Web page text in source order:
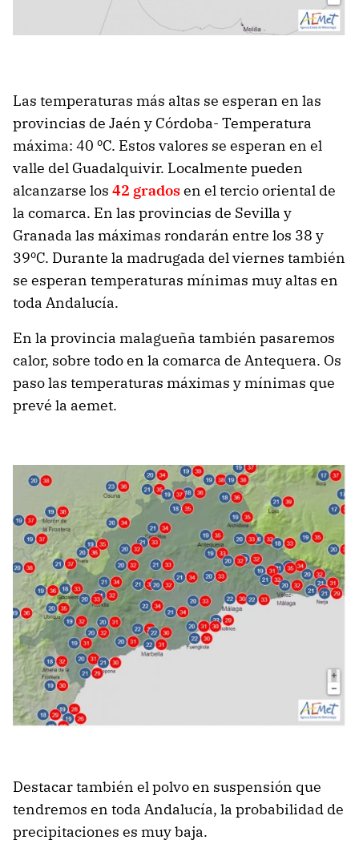
Las temperaturas más altas se esperan en las
provincias de Jaén y Córdoba- Temperatura
máxima: 40 ºC. Estos valores se esperan en el
valle del Guadalquivir. Localmente pueden
alcanzarse los 42 gradosen el tercio oriental de
la comarca. En las provincias de Sevilla y
Granada las máximas rondarán entre los 38 y
39ºC. Durante la madrugada del viernes también
se esperan temperaturas mínimas muy altas en
toda Andalucía.
En la provincia malagueña también pasaremos
calor, sobre todo en la comarca de Antequera. Os
paso las temperaturas máximas y mínimas que
prevé la aemet.
Destacar también el polvo en suspensión que
tendremos en toda Andalucía, la probabilidad de
precipitaciones es muy baja.